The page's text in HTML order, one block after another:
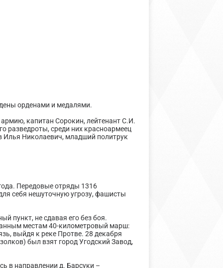
орденами и медалями.
капитан Сорокин, лейтенант С.И.
разведроты, среди них красноармеец
Николаевич, младший политрук
Передовые отряды 1316
себя нешуточную угрозу, фашисты
пункт, не сдавая его без боя.
местам 40-километровый марш:
выйдя к реке Протве. 28 декабря
был взят город Угодский Завод,
в направлении д. Барсуки –